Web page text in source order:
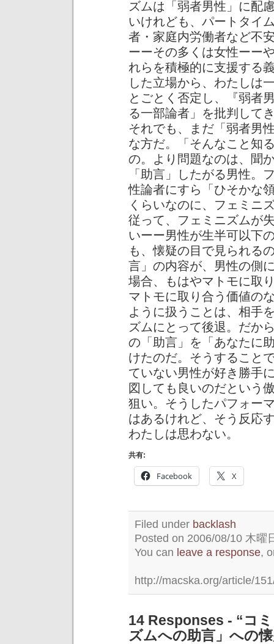
ズムは「弱者男性」に配
いけれども、パートタイ
者・家庭内労働者など不
ーーその多くは女性ーー
れらを積極的に支援する
した立場から、わたしは
とごとく否定し、『弱者
る一部論者」を批判して
それでも、まだ「弱者男
な方だ。「そんなこと知
の。より問題なのは、聞
「助言」したがる男性。
性論者にすら「ひそかな
くらいなのに、フェミニ
従って、フェミニズムが
いーー男性が生半可以下
も、懐疑の目で見られる
言」の内容が、男性の側
場合、もはやマトモに取
マトモに取り合う価値の
ように扱うことは、相手
ズムにとって後退。だか
の「助言」を「あなたに
けたのだ。そうすること
ていない男性が好き勝手
図しても良いのだという
狙い。そうしたパフォー
はあるけれど、そう反応
わたしは思わない。
共有:
Facebook X
Filed under backlash
Posted on 2006/08/10 木曜
You can leave a response,
http://macska.org/article/
14 Responses - “コ
ズムへの助言」への